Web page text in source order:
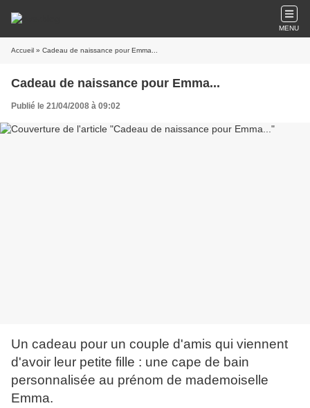
MENU
Accueil » Cadeau de naissance pour Emma...
Cadeau de naissance pour Emma...
Publié le 21/04/2008 à 09:02
Un cadeau pour un couple d'amis qui viennent
d'avoir leur petite fille : une cape de bain
personnalisée au prénom de mademoiselle
Emma.